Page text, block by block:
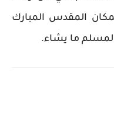
المقدس المبارك
ما يشاء.